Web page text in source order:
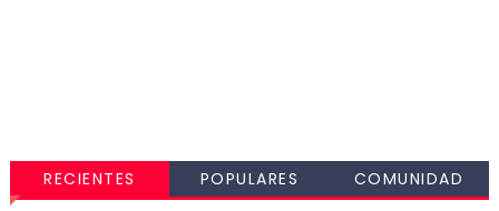
RECIENTES POPULARES COMUNIDAD